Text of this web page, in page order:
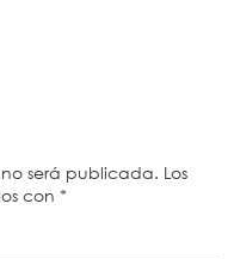
será publicada. Los
con *